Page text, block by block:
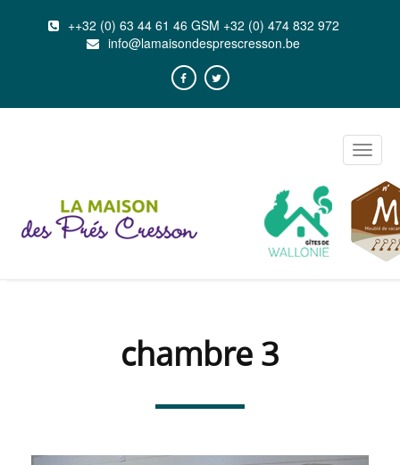
++32 (0) 63 44 61 46 GSM +32 (0) 474 832 972
info@lamaisondesprescresson.be
Toggle
chambre 3